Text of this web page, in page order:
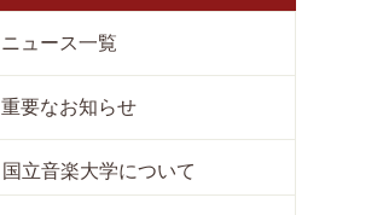
ニュース一覧
重要なお知らせ
国立音楽大学について